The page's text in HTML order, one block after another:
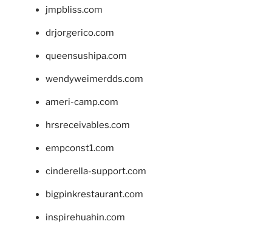
jmpbliss.com
drjorgerico.com
queensushipa.com
wendyweimerdds.com
ameri-camp.com
hrsreceivables.com
empconst1.com
cinderella-support.com
bigpinkrestaurant.com
inspirehuahin.com